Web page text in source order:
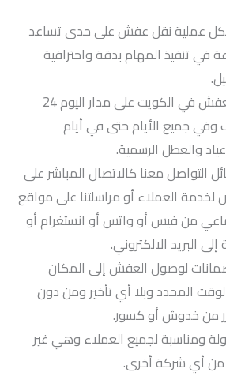
عملية نقل عفش على حدى تساعد
في تنفيذ المهام بدقة واحترافية
خدمات نقل العفش في الكويت على مدار اليوم 24
وفي جميع الأيام حتى في أيام
والعطل الرسمية.
التواصل معنا كالاتصال المباشر على
العملاء أو مراسلتنا على مواقع
من فيس أو واتس أو انستغرام أو
البريد الالكتروني.
لوصول العفش إلى المكان
المحدد وبلا أي تأخير ومن دون
من خدوش أو كسور.
ومناسبة لجميع العملاء وهي غير
من أي شركة أخرى.